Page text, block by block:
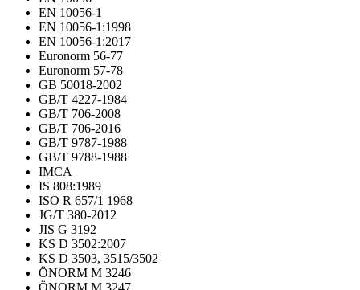
EN 10056-1
EN 10056-1:1998
EN 10056-1:2017
Euronorm 56-77
Euronorm 57-78
GB 50018-2002
GB/T 4227-1984
GB/T 706-2008
GB/T 706-2016
GB/T 9787-1988
GB/T 9788-1988
IMCA
IS 808:1989
ISO R 657/1 1968
JG/T 380-2012
JIS G 3192
KS D 3502:2007
KS D 3503, 3515/3502
ÖNORM M 3246
ÖNORM M 3247